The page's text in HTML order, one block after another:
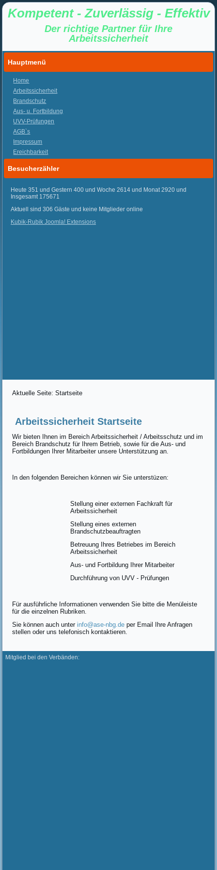
Kompetent - Zuverlässig - Effektiv
Der richtige Partner für Ihre
Arbeitssicherheit
Hauptmenü
Home
Arbeitssicherheit
Brandschutz
Aus- u. Fortbildung
UVV-Prüfungen
AGB`s
Impressum
Ereichbarkeit
Besucherzähler
Heute 351 und Gestern 400 und Woche 2614 und Monat 2920 und
Insgesamt 175671
Aktuell sind 306 Gäste und keine Mitglieder online
Kubik-Rubik Joomla! Extensions
Aktuelle Seite:Startseite
Arbeitssicherheit Startseite
Wir bieten Ihnen im Bereich Arbeitssicherheit / Arbeitsschutz und im
Bereich Brandschutz für Ihrem Betrieb, sowie für die Aus- und
Fortbildungen Ihrer Mitarbeiter unsere Unterstützung an.
In den folgenden Bereichen können wir Sie unterstüzen:
Stellung einer externen Fachkraft für
Arbeitssicherheit
Stellung eines externen
Brandschutzbeauftragten
Betreuung Ihres Betriebes im Bereich
Arbeitssicherheit
Aus- und Fortbildung Ihrer Mitarbeiter
Durchführung von UVV - Prüfungen
Für ausführliche Informationen verwenden Sie bitte die Menüleiste
für die einzelnen Rubriken.
Sie können auch unterinfo@ase-nbg.de per Email Ihre Anfragen
stellen oder uns telefonisch kontaktieren.
Mitglied bei den Verbänden: